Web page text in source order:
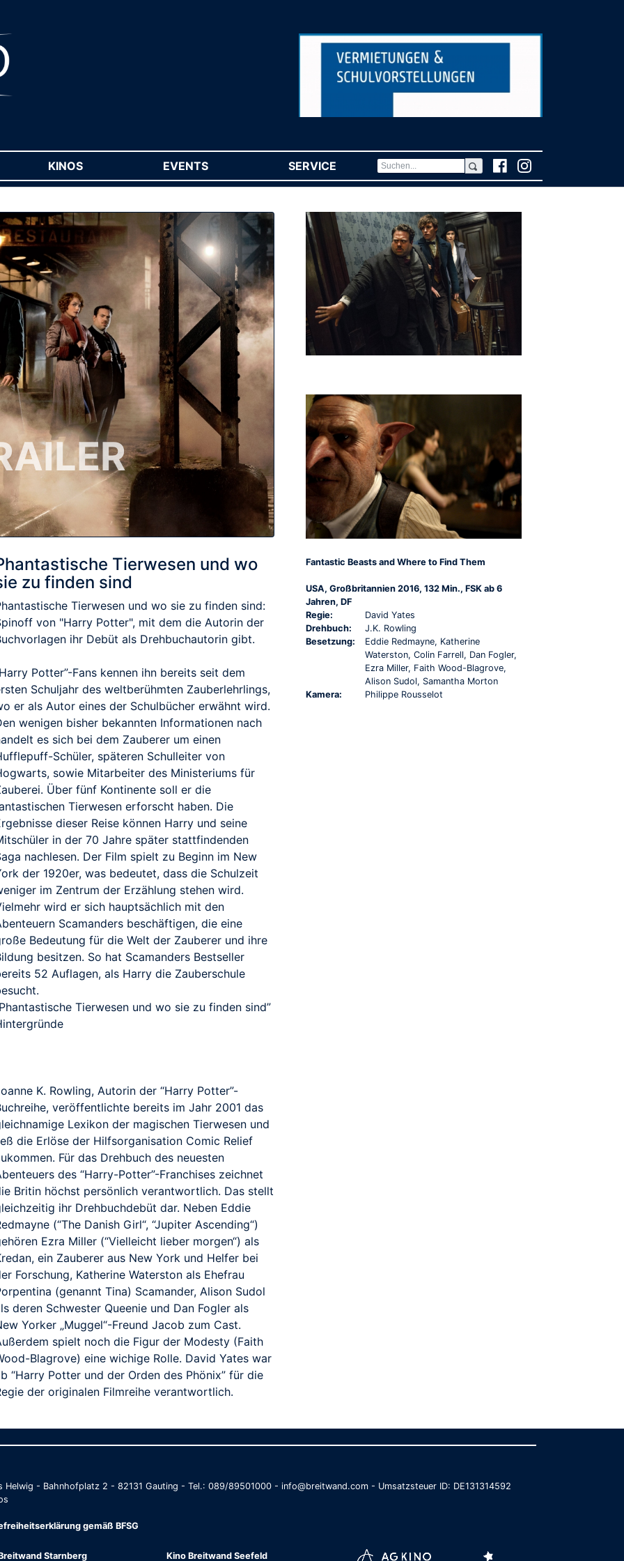
KINOS EVENTS SERVICE (CURRENT)
Tierwesen und wo
zu finden sind
Tierwesen und wo sie zu finden sind:
von "Harry Potter", mit dem die Autorin der
ihr Debüt als Drehbuchautorin gibt.
Potter”-Fans kennen ihn bereits seit dem
Schuljahr des weltberühmten Zauberlehrlings,
er als Autor eines der Schulbücher erwähnt wird.
wenigen bisher bekannten Informationen nach
es sich bei dem Zauberer um einen
Schüler, späteren Schulleiter von
sowie Mitarbeiter des Ministeriums für
Über fünf Kontinente soll er die
Tierwesen erforscht haben. Die
dieser Reise können Harry und seine
in der 70 Jahre später stattfindenden
nachlesen. Der Film spielt zu Beginn im New
der 1920er, was bedeutet, dass die Schulzeit
im Zentrum der Erzählung stehen wird.
wird er sich hauptsächlich mit den
Scamanders beschäftigen, die eine
Bedeutung für die Welt der Zauberer und ihre
besitzen. So hat Scamanders Bestseller
52 Auflagen, als Harry die Zauberschule
Tierwesen und wo sie zu finden sind”
K. Rowling, Autorin der “Harry Potter”-
veröffentlichte bereits im Jahr 2001 das
Lexikon der magischen Tierwesen und
die Erlöse der Hilfsorganisation Comic Relief
Für das Drehbuch des neuesten
des “Harry-Potter”-Franchises zeichnet
Britin höchst persönlich verantwortlich. Das stellt
ihr Drehbuchdebüt dar. Neben Eddie
(“The Danish Girl“, “Jupiter Ascending“)
Ezra Miller (“Vielleicht lieber morgen“) als
ein Zauberer aus New York und Helfer bei
Forschung, Katherine Waterston als Ehefrau
(genannt Tina) Scamander, Alison Sudol
deren Schwester Queenie und Dan Fogler als
Yorker „Muggel“-Freund Jacob zum Cast.
spielt noch die Figur der Modesty (Faith
Blagrove) eine wichige Rolle. David Yates war
“Harry Potter und der Orden des Phönix” für die
der originalen Filmreihe verantwortlich.
Fantastic Beasts and Where to Find Them
USA, Großbritannien 2016, 132 Min., FSK ab 6
Jahren, DF
Regie:
David Yates
Drehbuch:
J.K. Rowling
Besetzung:
Eddie Redmayne, Katherine
Waterston, Colin Farrell, Dan Fogler,
Ezra Miller, Faith Wood-Blagrove,
Alison Sudol, Samantha Morton
Kamera:
Philippe Rousselot
- Bahnhofplatz 2 - 82131 Gauting - Tel.: 089/89501000 - info@breitwand.com - Umsatzsteuer ID: DE131314592
gemäß BFSG
Starnberg Kino Breitwand Seefeld